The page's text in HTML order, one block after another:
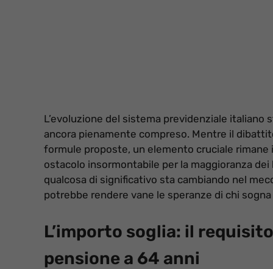
L’evoluzione del sistema previdenziale
ancora pienamente compreso. Mentre il
formule proposte, un elemento cruciale
ostacolo insormontabile per la maggioranza
qualcosa di significativo sta cambiando nel
potrebbe rendere vane le speranze di chi
L’importo soglia: il
pensione a 64 anni